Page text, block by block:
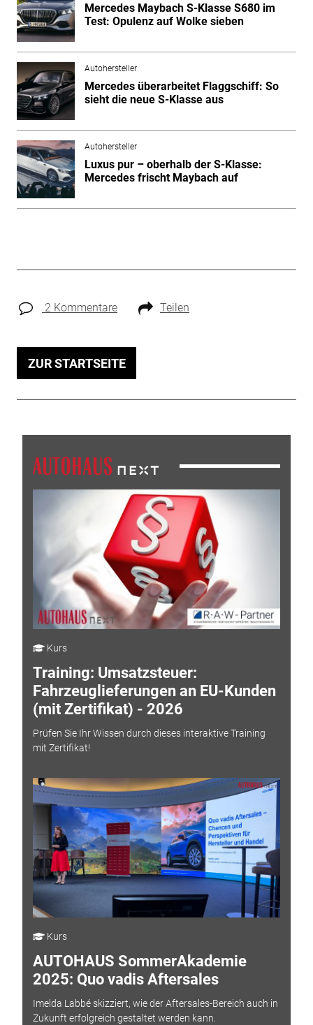
Mercedes Maybach S-Klasse S680 im
Test: Opulenz auf Wolke sieben
Autohersteller
Mercedes überarbeitet Flaggschiff: So
sieht die neue S-Klasse aus
Autohersteller
Luxus pur – oberhalb der S-Klasse:
Mercedes frischt Maybach auf
2 Kommentare Teilen
ZUR STARTSEITE
Kurs
Training: Umsatzsteuer:
Fahrzeuglieferungen an EU-Kunden
(mit Zertifikat) - 2026
Prüfen Sie Ihr Wissen durch dieses interaktive Training
mit Zertifikat!
Kurs
AUTOHAUS SommerAkademie
2025: Quo vadis Aftersales
Imelda Labbé skizziert, wie der Aftersales-Bereich auch in
Zukunft erfolgreich gestaltet werden kann.